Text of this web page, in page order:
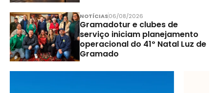
NOTÍCIAS06/08/2026
Gramadotur e clubes de
serviço iniciam planejamento
operacional do 41º Natal Luz de
Gramado